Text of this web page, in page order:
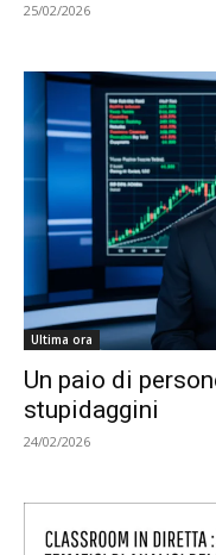
25/02/2026
Ultima ora
Un paio di
stupidaggini
24/02/2026